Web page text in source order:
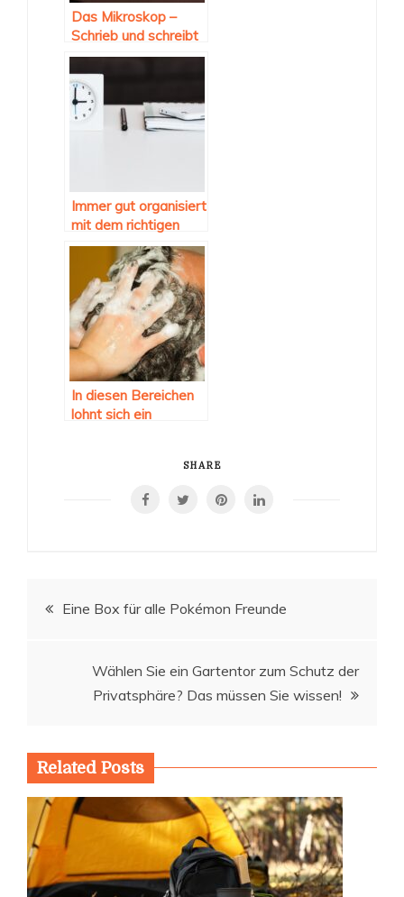
Das Mikroskop –
Schrieb und schreibt
Geschichte
Immer gut organisiert
mit dem richtigen
Equipment
In diesen Bereichen
lohnt sich ein
SHARE
Beitragsnavigation
Eine Box für alle Pokémon Freunde
Wählen Sie ein Gartentor zum Schutz der
Privatsphäre? Das müssen Sie wissen!
Related Posts